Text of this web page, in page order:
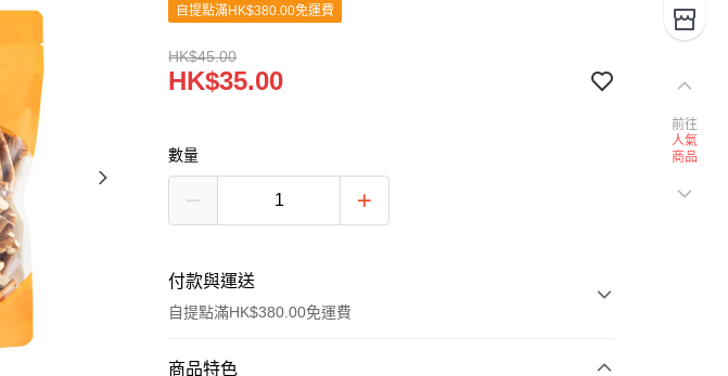
自提點滿HK$380.00免運費
HK$45.00
HK$35.00
數量
付款與運送
自提點滿HK$380.00免運費
付款方式
商品特色
前往
人氣
商品